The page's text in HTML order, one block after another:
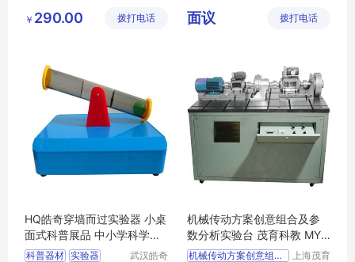
方形双层叠帐
易有限公
￥ 290.00 拨打电话
方便携带
开展攻关合格证
易有限公
面议 拨打电话
HQ皓奇穿墙而过实验器 小桌
面式科普展品 中小学科学探
究器材 科普器材
科普器材 实验器
武汉皓奇
机械传动方案创意组合及参
数分析实验台 茂育科教 MY-
556
机械传动方案创意组合及参数分析实验设备
上海茂育